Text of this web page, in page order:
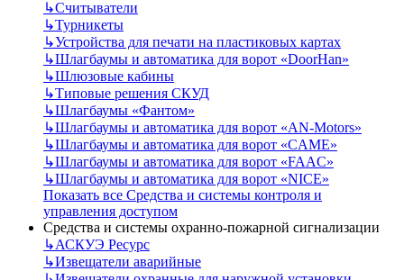
↳Считыватели
↳Турникеты
↳Устройства для печати на пластиковых картах
↳Шлагбаумы и автоматика для ворот «DoorHan»
↳Шлюзовые кабины
↳Типовые решения СКУД
↳Шлагбаумы «Фантом»
↳Шлагбаумы и автоматика для ворот «AN-Motors»
↳Шлагбаумы и автоматика для ворот «CAME»
↳Шлагбаумы и автоматика для ворот «FAAC»
↳Шлагбаумы и автоматика для ворот «NICE»
Показать все Средства и системы контроля и
управления доступом
Средства и системы охранно-пожарной сигнализации
↳АСКУЭ Ресурс
↳Извещатели аварийные